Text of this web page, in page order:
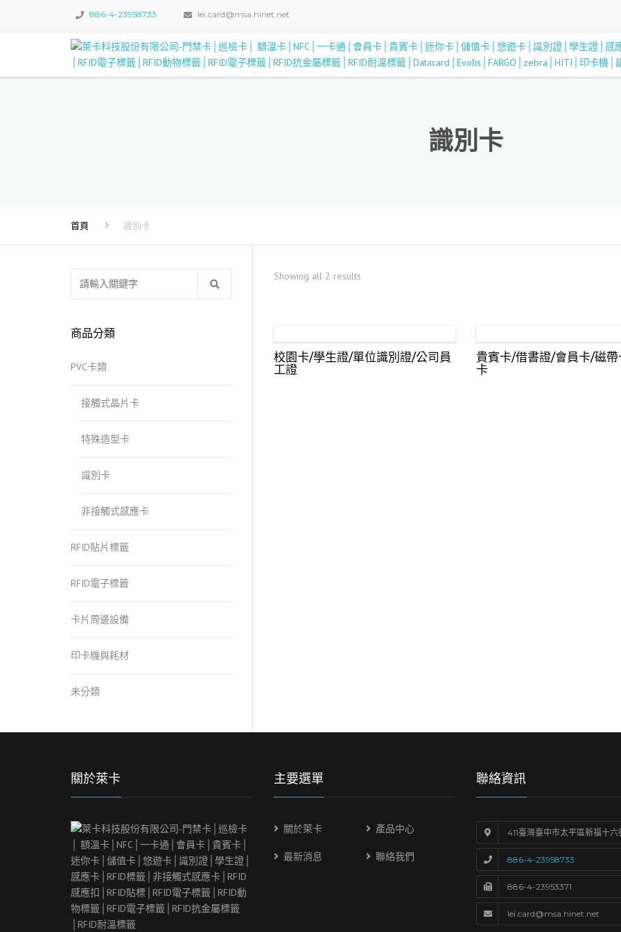
886-4-23958733 lei.card@msa.hinet.net
識別卡
首頁 識別卡
尋
鍵
商品分類
PVC卡類
接觸式晶片卡
特殊造型卡
識別卡
非接觸式感應卡
RFID貼片標籤
RFID電子標籤
卡片周邊設備
印卡機與耗材
未分類
Showing all 2 results
校園卡/學生證/單位識別證/公司員
工證
貴賓卡/借書證/會員卡/磁
卡
關於萊卡 主要選單
關於萊卡 產品中心
最新消息 聯絡我們
聯絡資訊
411臺灣臺中市太平區新福十六
886-4-23958733
886-4-23953371
lei.card@msa.hinet.net